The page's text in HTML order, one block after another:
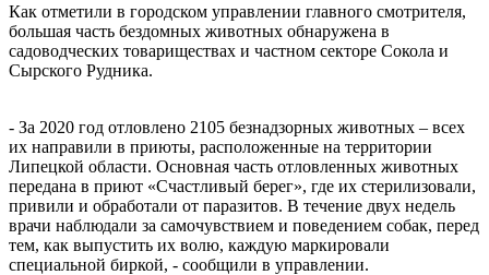
Как отметили в городском управлении главного смотрителя,
большая часть бездомных животных обнаружена в
садоводческих товариществах и частном секторе Сокола и
Сырского Рудника.
- За 2020 год отловлено 2105 безнадзорных животных – всех
их направили в приюты, расположенные на территории
Липецкой области. Основная часть отловленных животных
передана в приют «Счастливый берег», где их стерилизовали,
привили и обработали от паразитов. В течение двух недель
врачи наблюдали за самочувствием и поведением собак, перед
тем, как выпустить их волю, каждую маркировали
специальной биркой, - сообщили в управлении.